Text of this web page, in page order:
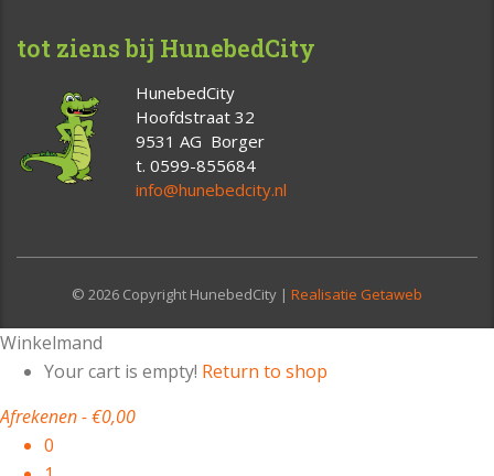
tot ziens bij HunebedCity
HunebedCity
Hoofdstraat 32
9531 AG Borger
t. 0599-855684
info@hunebedcity.nl
© 2026 Copyright HunebedCity | Realisatie Getaweb
Winkelmand
Your cart is empty! Return to shop
Afrekenen-€0,00
0